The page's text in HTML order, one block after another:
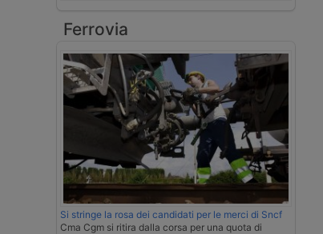
Ferrovia
Si stringe la rosa dei candidati per le merci di Sncf
Cma Cgm si ritira dalla corsa per una quota di